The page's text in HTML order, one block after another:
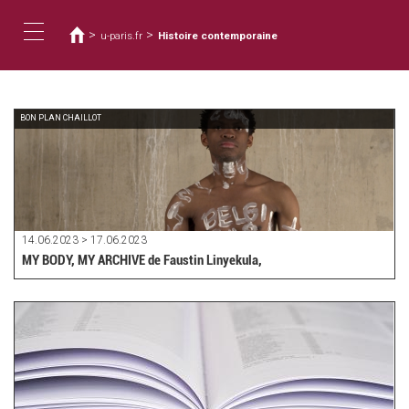
main
navigation
are
here
> u-paris.fr > Histoire contemporaine
BON PLAN CHAILLOT
14.06.2023 > 17.06.2023
MY BODY, MY ARCHIVE de Faustin Linyekula,